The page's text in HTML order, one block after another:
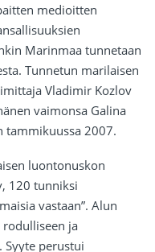
medioitten
Marinmaa tunnetaan
Tunnetun marilaisen
Vladimir Kozlov
vaimonsa Galina
tammikuussa 2007.
luontonuskon
120 tunniksi
vastaan”. Alun
rodulliseen ja
Syyte perustui